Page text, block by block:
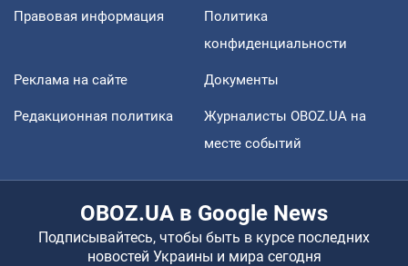
Правовая информация
Политика
конфиденциальности
Реклама на сайте Документы
Редакционная политика
Журналисты OBOZ.UA на
месте событий
OBOZ.UA в Google News
Подписывайтесь, чтобы быть в курсе последних
новостей Украины и мира сегодня